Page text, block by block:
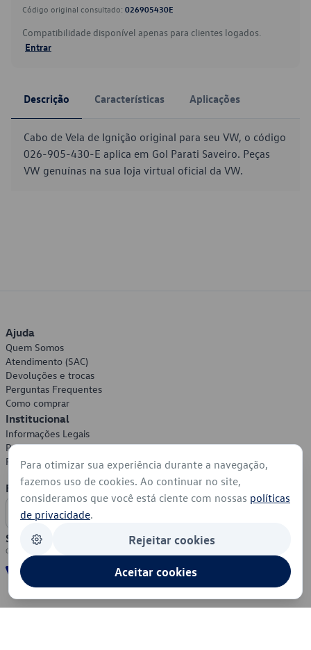
Código original consultado: 026905430E
Compatibilidade disponível apenas para clientes logados.
Entrar
Descrição Características Aplicações
Cabo de Vela de Ignição original para seu VW, o código
026-905-430-E aplica em Gol Parati Saveiro. Peças
VW genuínas na sua loja virtual oficial da VW.
Ajuda
Quem Somos
Atendimento (SAC)
Devoluções e trocas
Perguntas Frequentes
Como comprar
Institucional
Informações Legais
Política de Privacidade
Política de Cookies
Formas de Pagamento
Segurança
Para otimizar sua experiência durante a navegação,
fazemos uso de cookies. Ao continuar no site,
consideramos que você está ciente com nossas políticas
de privacidade.
Rejeitar cookies
Aceitar cookies